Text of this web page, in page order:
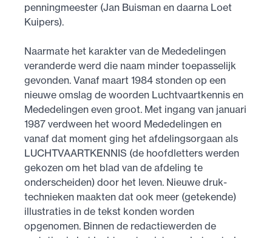
penningmeester (Jan Buisman en daarna Loet
Kuipers).
Naarmate het karakter van de Mededelingen
veranderde werd die naam minder toepasselijk
gevonden. Vanaf maart 1984 stonden op een
nieuwe omslag de woorden Luchtvaartkennis en
Mededelingen even groot. Met ingang van januari
1987 verdween het woord Mededelingen en
vanaf dat moment ging het afdelingsorgaan als
LUCHTVAARTKENNIS (de hoofdletters werden
gekozen om het blad van de afdeling te
onderscheiden) door het leven. Nieuwe druk­
technieken maakten dat ook meer (getekende)
illustraties in de tekst konden worden
opgenomen. Binnen de redactiewerden de